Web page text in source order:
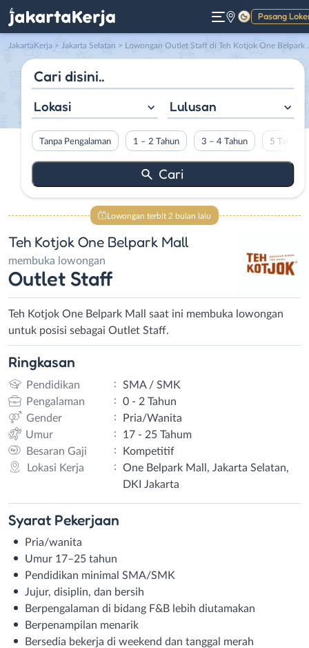
Pasang
Gelap
JakartaKerja > Jakarta Selatan > Lowongan Outlet Staff di Teh Kotjok One Belpark Mall
Lokasi Lulusan
Tanpa Pengalaman 1 – 2 Tahun 3 – 4 Tahun 5 Tahun
Lowongan terbit 2 bulan lalu
Teh Kotjok One Belpark Mall
membuka lowongan
Outlet Staff
Teh Kotjok One Belpark Mall saat ini membuka lowongan
untuk posisi sebagai Outlet Staff.
Ringkasan
Pendidikan :
SMA / SMK
Pengalaman
:
0 - 2 Tahun
Gender
:
Pria/Wanita
Umur
:
17 - 25 Tahum
Besaran Gaji
:
Kompetitif
Lokasi Kerja
:
One Belpark Mall, Jakarta Selatan,
DKI Jakarta
Syarat Pekerjaan
Pria/wanita
Umur 17–25 tahun
Pendidikan minimal SMA/SMK
Jujur, disiplin, dan bersih
Berpengalaman di bidang F&B lebih diutamakan
Berpenampilan menarik
Bersedia bekerja di weekend dan tanggal merah